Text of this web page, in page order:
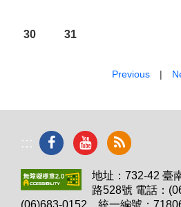
30 31
Previous|
:::
地址：732-42 臺
路528號 電話：
(06)683-0152 統一編號：